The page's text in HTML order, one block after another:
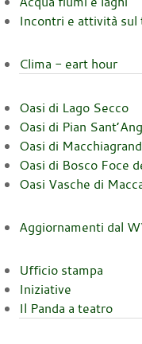
Incontri e attività
Clima - eart hour
Oasi di Lago Secco
Oasi di Pian
Oasi di
Oasi di Bosco Foce
Oasi Vasche di
Aggiornamenti dal
Ufficio stampa
Iniziative
Il Panda a teatro